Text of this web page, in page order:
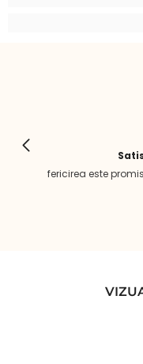
fericirea este